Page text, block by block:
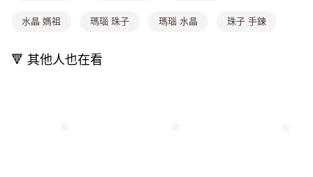
免運費
水晶 媽祖 瑪瑙 珠子 瑪瑙 水晶 珠子 手鍊
🔻 其他人也在看